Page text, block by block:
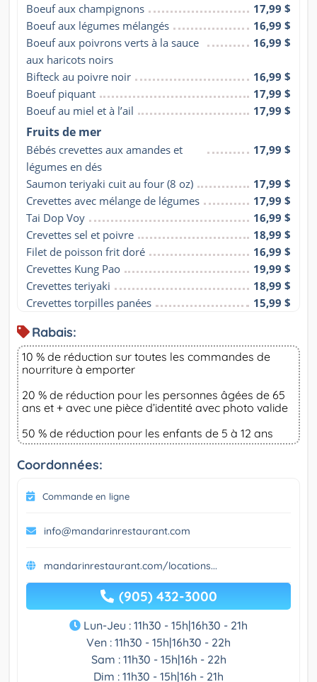
Boeuf aux champignons
17,99 $
Boeuf aux légumes mélangés
16,99 $
Boeuf aux poivrons verts à la sauce
aux haricots noirs
16,99 $
Bifteck au poivre noir
16,99 $
Boeuf piquant
17,99 $
Boeuf au miel et à l’ail
17,99 $
Fruits de mer
Bébés crevettes aux amandes et
légumes en dés
17,99 $
Saumon teriyaki cuit au four (8 oz)
17,99 $
Crevettes avec mélange de légumes
17,99 $
Tai Dop Voy
16,99 $
Crevettes sel et poivre
18,99 $
Filet de poisson frit doré
16,99 $
Crevettes Kung Pao
19,99 $
Crevettes teriyaki
18,99 $
Crevettes torpilles panées
15,99 $
Rabais:
10 % de réduction sur toutes les commandes de
nourriture à emporter
20 % de réduction pour les personnes âgées de 65
ans et + avec une pièce d’identité avec photo valide
50 % de réduction pour les enfants de 5 à 12 ans
Coordonnées:
Commande en ligne
info@mandarinrestaurant.com
mandarinrestaurant.com/locations...
(905) 432-3000
Lun-Jeu : 11h30 - 15h|16h30 - 21h
Ven : 11h30 - 15h|16h30 - 22h
Sam : 11h30 - 15h|16h - 22h
Dim : 11h30 - 15h|16h - 21h